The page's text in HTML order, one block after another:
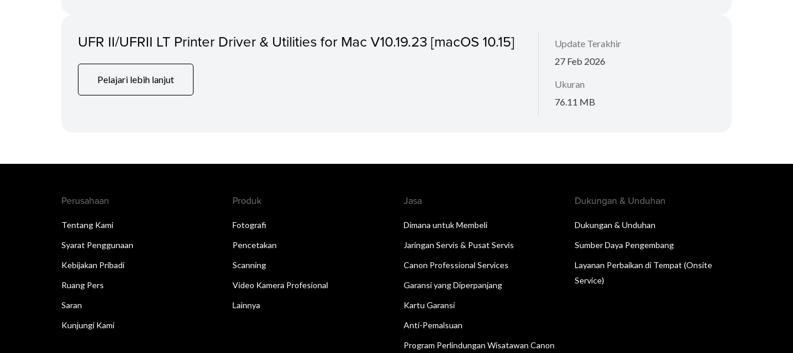
UFR II/UFRII LT Printer Driver & Utilities for Mac V10.19.23 [macOS 10.15]
Pelajari lebih lanjut
Update Terakhir
27 Feb 2026
Ukuran
76.11 MB
Perusahaan
Tentang Kami
Syarat Penggunaan
Kebijakan Pribadi
Ruang Pers
Saran
Kunjungi Kami
Produk
Fotografi
Pencetakan
Scanning
Video Kamera Profesional
Lainnya
Jasa
Dimana untuk Membeli
Jaringan Servis & Pusat Servis
Canon Professional Services
Garansi yang Diperpanjang
Kartu Garansi
Anti-Pemalsuan
Program Perlindungan Wisatawan Canon
Dukungan & Unduhan
Dukungan & Unduhan
Sumber Daya Pengembang
Layanan Perbaikan di Tempat (Onsite
Service)